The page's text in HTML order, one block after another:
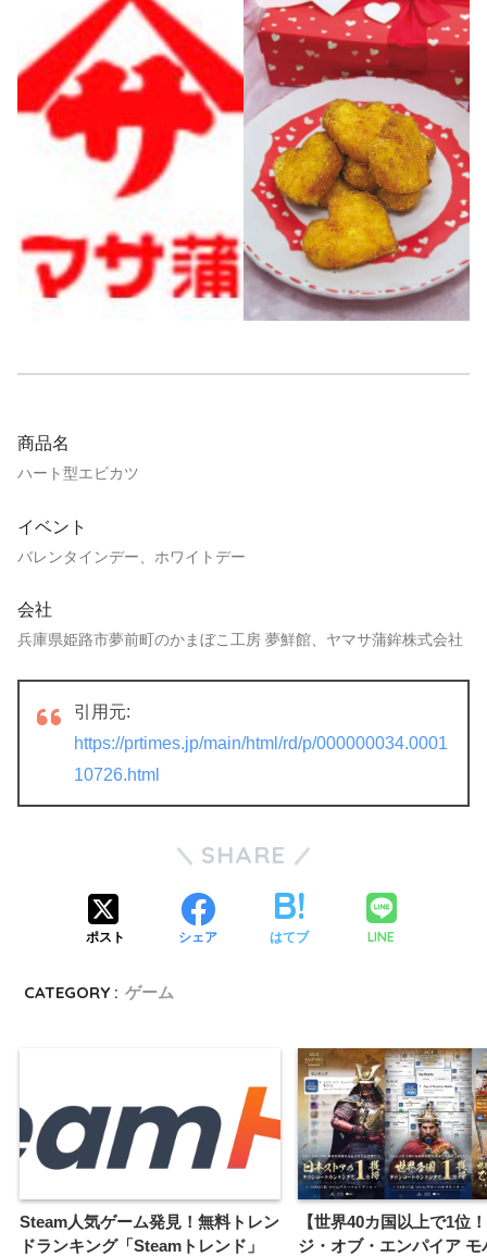
商品名
ハート型エビカツ
イベント
バレンタインデー、ホワイトデー
会社
兵庫県姫路市夢前町のかまぼこ工房 夢鮮館、ヤマサ蒲鉾株式会社
引用元:
https://prtimes.jp/main/html/rd/p/000000034.0001
10726.html
SHARE
ポスト シェア はてブ LINE
CATEGORY : ゲーム
Steam人気ゲーム発見！無料トレン
ドランキング「Steamトレンド」
【世界40カ国以上で1位
ジ・オブ・エンパイア モ